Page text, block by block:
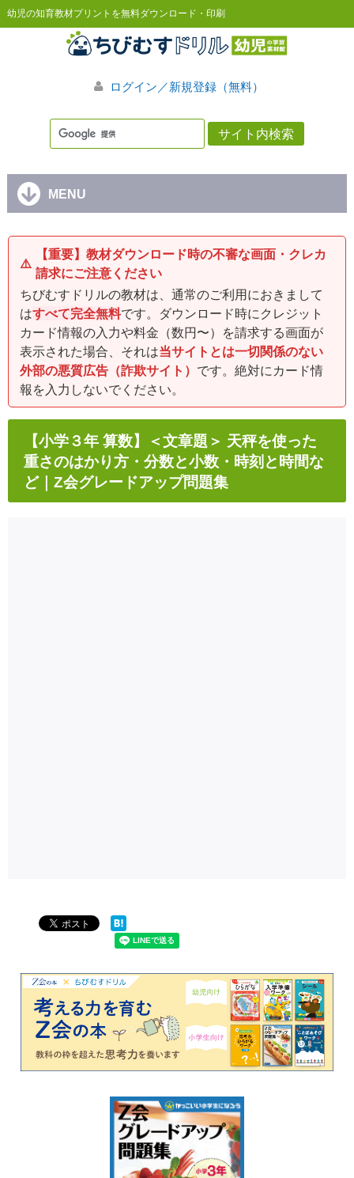
幼児の知育教材プリントを無料ダウンロード・印刷
ログイン／新規登録（無料）
MENU
⚠️
【重要】教材ダウンロード時の不審な画面・クレカ
請求にご注意ください
ちびむすドリルの教材は、通常のご利用におきまして
はすべて完全無料です。ダウンロード時にクレジット
カード情報の入力や料金（数円〜）を請求する画面が
表示された場合、それは当サイトとは一切関係のない
外部の悪質広告（詐欺サイト） です。絶対にカード情
報を入力しないでください。
【小学３年 算数】＜文章題＞ 天秤を使った
重さのはかり方・分数と小数・時刻と時間な
ど｜Z会グレードアップ問題集